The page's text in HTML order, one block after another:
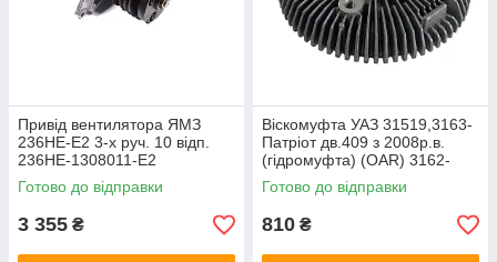
Привід вентилятора ЯМЗ
236НЕ-Е2 3-х руч. 10 відп.
236НЕ-1308011-Е2
Готово до відправки
3 355 ₴
Вiскомуфта УАЗ 31519,3163-
Патрiот дв.409 з 2008р.в.
(гiдромуфта) (OAR) 3162-
1308070-DC
Готово до відправки
810 ₴